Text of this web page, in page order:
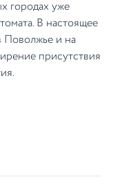
городах уже
В настоящее
Поволжье и на
присутствия